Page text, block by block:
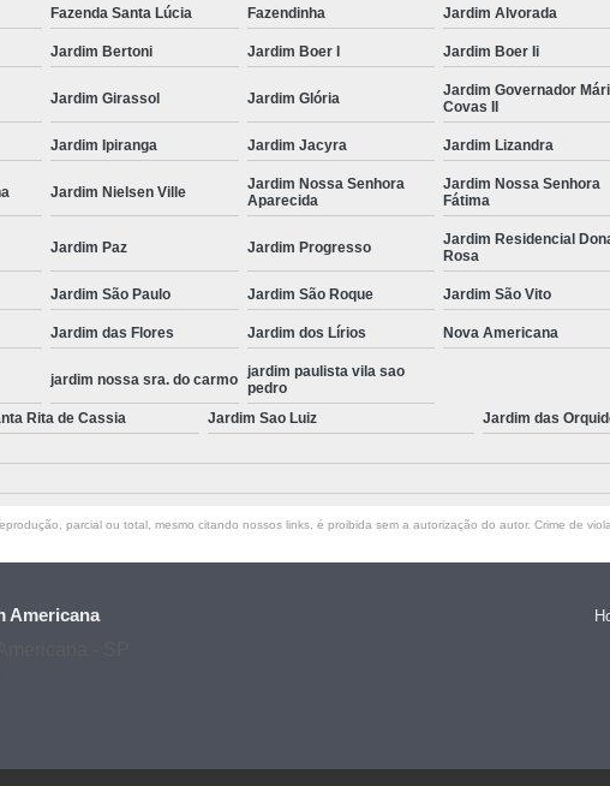
Fazenda Santa Lúcia Fazendinha Jardim Alvorada
Jardim Bertoni Jardim Boer I Jardim Boer Ii
Jardim Girassol Jardim Glória
Jardim Governador
Covas II
Jardim Ipiranga Jardim Jacyra Jardim Lizandra
Jardim Nielsen Ville
Jardim Nossa Senhora
Aparecida
Jardim Nossa Senhora
Fátima
Jardim Paz Jardim Progresso
Jardim Residencial
Rosa
Jardim São Paulo Jardim São Roque Jardim São Vito
Jardim das Flores Jardim dos Lírios Nova Americana
jardim nossa sra. do carmo jardim paulista vila sao
pedro
Rita de Cassia Jardim Sao Luiz Jardim das
parcial ou total, mesmo citando nossos links, é proibida sem a autorização do autor. Crime de
Americana